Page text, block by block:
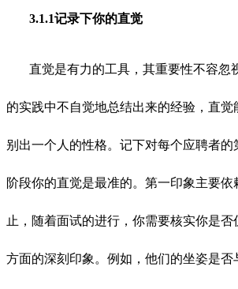
3.1.1记录下你的直觉
直觉是有力的工具，其重要性不容忽
的实践中不自觉地总结出来的经验，直
别出一个人的性格。记下对每个应聘者的
阶段你的直觉是最准的。第一印象主要
止，随着面试的进行，你需要核实你是
方面的深刻印象。例如，他们的坐姿是否